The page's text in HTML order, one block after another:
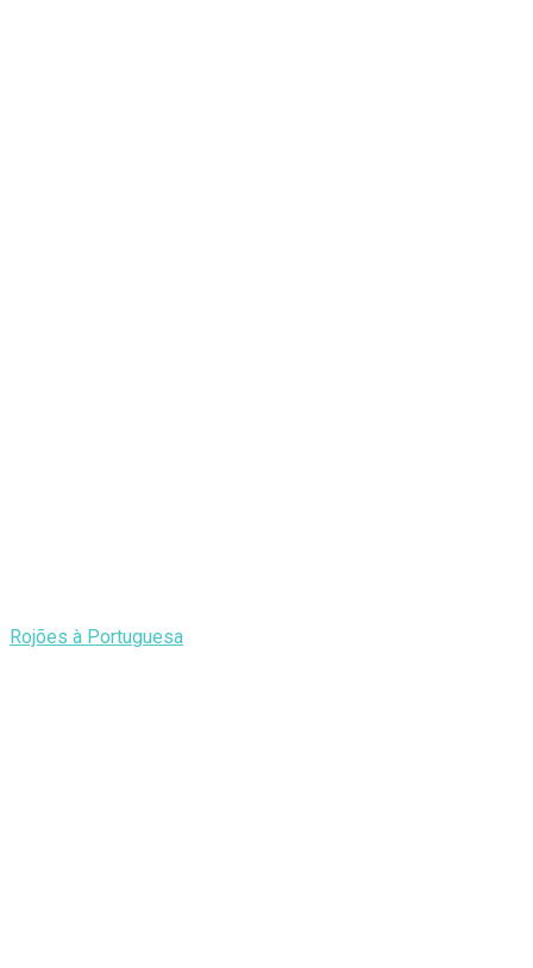
Rojões à Portuguesa